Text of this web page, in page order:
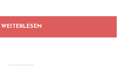
WEITERLESEN